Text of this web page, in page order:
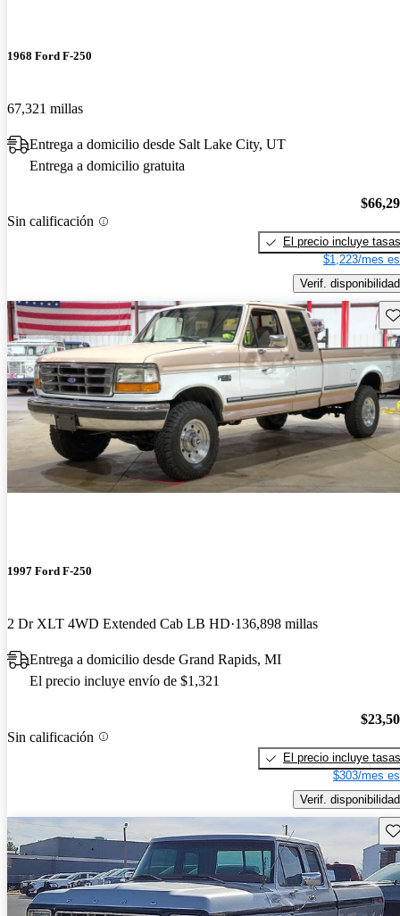
1968 Ford F-250
67,321 millas
Entrega a domicilio desde Salt Lake City, UT
Entrega a domicilio gratuita
Sin calificación
El precio incluye tasas
$1,223/mes
Verif. disponibilidad
1997 Ford F-250
2 Dr XLT 4WD Extended Cab LB HD 136,898 millas
Entrega a domicilio desde Grand Rapids, MI
El precio incluye envío de $1,321
Sin calificación
El precio incluye tasas
$303/mes
Verif. disponibilidad